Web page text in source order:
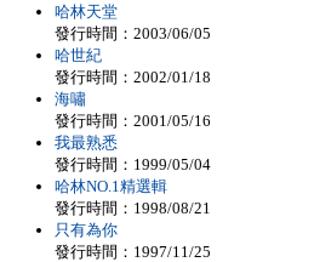
哈林天堂
發行時間：2003/06/05
哈世紀
發行時間：2002/01/18
海嘯
發行時間：2001/05/16
我最熟悉
發行時間：1999/05/04
哈林NO.1精選輯
發行時間：1998/08/21
只有為你
發行時間：1997/11/25